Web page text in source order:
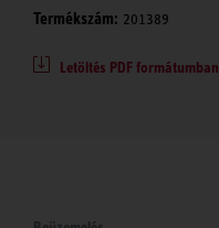
Termékszám: 201389
Letöltés PDF formátumban